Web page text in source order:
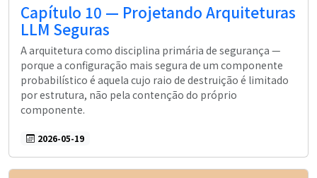
Capítulo 10 — Projetando Arquiteturas
LLM Seguras
A arquitetura como disciplina primária de segurança —
porque a configuração mais segura de um componente
probabilístico é aquela cujo raio de destruição é limitado
por estrutura, não pela contenção do próprio
componente.
2026-05-19